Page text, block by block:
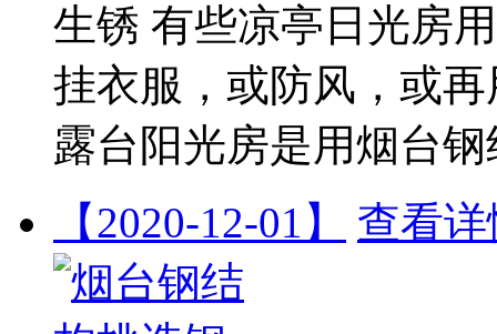
生锈 有些凉亭日光房
挂衣服，或防风，或
露台阳光房是用烟台
【2020-12-01】
查看详